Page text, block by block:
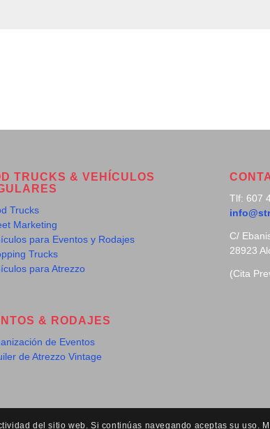
TRUCKS & VEHÍCULOS
Trucks
Marketing
para Eventos y Rodajes
Trucks
para Atrezzo
& RODAJES
de Eventos
de Atrezzo Vintage
Tlf: 607
C/
28923
(Cita
del sitio web. Si continúas navegando aceptas su uso.